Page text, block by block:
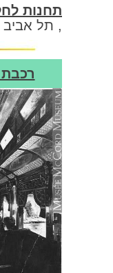
תחנות
, תל אביב
רכבת